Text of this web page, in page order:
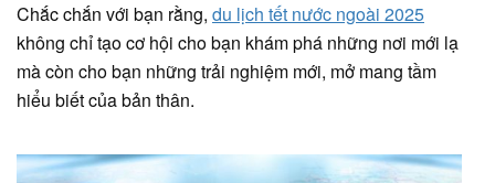
Chắc chắn với bạn rằng, du lịch tết nước ngoài 2025
không chỉ tạo cơ hội cho bạn khám phá những nơi mới lạ
mà còn cho bạn những trải nghiệm mới, mở mang tầm
hiểu biết của bản thân.